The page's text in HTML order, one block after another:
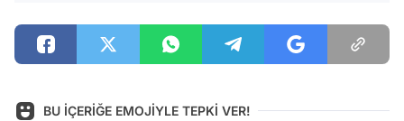
BU İÇERİĞE EMOJİYLE TEPKİ VER!